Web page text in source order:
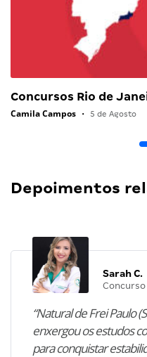
Concursos Rio de
Camila Campos • 5 de Agosto
Depoimentos
Sarah C.
“Natural de Frei Paulo
enxergou os estudos
para conquistar